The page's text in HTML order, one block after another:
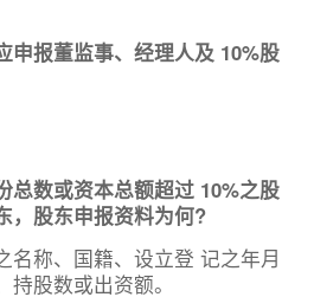
申报董监事、经理人及 10%股
总数或资本总额超过 10%之股
，股东申报资料为何?
名称、国籍、设立登 记之年月
持股数或出资额。